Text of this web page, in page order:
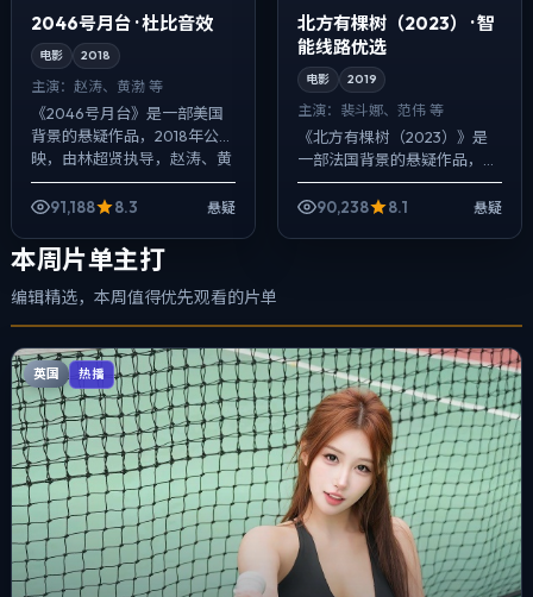
2046号月台 · 杜比音效
电影 2018
主演： 赵涛、黄渤 等
《2046号月台》是一部美国
背景的悬疑作品，2018年公
映，由林超贤执导，赵涛、黄
渤、李秉宪等主演。配乐克
制，关键场面反而以环境声托
91,188 8.3 悬疑
北方有棵树（2023） · 智
能线路优选
电影 2019
主演： 裴斗娜、范伟 等
《北方有棵树（2023）》是
一部法国背景的悬疑作品，
2019年公映，由韦斯·安德森执
导，裴斗娜、范伟、凯特·布兰
90,238 8.1 悬疑
本周片单主打
编辑精选，本周值得优先观看的片单
英国 热播